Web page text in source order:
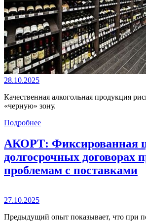
28.10.2025
Качественная алкогольная продукция
«черную» зону.
Подробнее
АКОРТ: Фиксированная
долгосрочных договорах
проблемам с поставками
27.10.2025
Предыдущий опыт показывает, что при